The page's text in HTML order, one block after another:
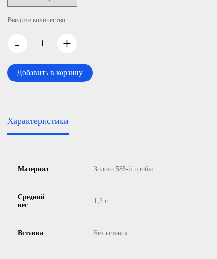
Введите количество
- +
Добавить в корзину
Характеристики
Материал Золото 585-й пробы
Средний
вес
1,2 г
Вставка Без вставок